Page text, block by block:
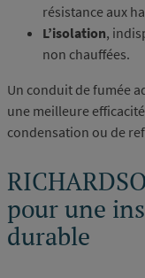
résistance aux
L’isolation,
non chauffées.
Un conduit de fumée
une meilleure
condensation ou de
pour une
durable